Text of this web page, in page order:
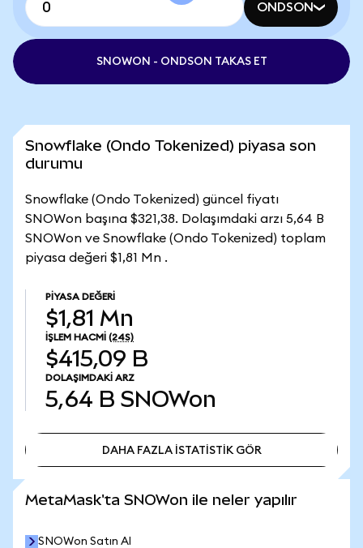
ONDSON
SNOWON - ONDSON TAKAS ET
Snowflake (Ondo Tokenized) piyasa son
durumu
Snowflake (Ondo Tokenized) güncel fiyatı
SNOWon başına $321,38. Dolaşımdaki arzı 5,64 B
SNOWon ve Snowflake (Ondo Tokenized) toplam
piyasa değeri $1,81 Mn .
PIYASA DEĞERI
$1,81 Mn
İŞLEM HACMI (24S)
$415,09 B
DOLAŞIMDAKI ARZ
5,64 B SNOWon
DAHA FAZLA İSTATİSTİK GÖR
MetaMask'ta SNOWon ile neler yapılır
SNOWon Satın Al